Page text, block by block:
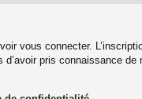
vous connecter.
pris connaissance